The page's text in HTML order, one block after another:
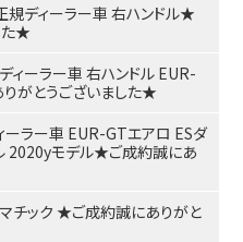
規ディーラー車 右ハンドル★
た★
ィーラー車 右ハンドル EUR-
がとうございました★
ーラー車 EUR-GTエアロ ESダ
2020yモデル★ご成約誠にあ
チック ★ご成約誠にありがと